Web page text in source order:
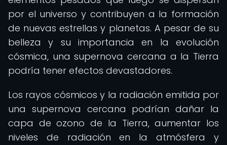
por el universo y contribuyen a la formación
de nuevas estrellas y planetas. A pesar de su
belleza y su importancia en la evolución
cósmica, una supernova cercana a la Tierra
podría tener efectos devastadores.
Los rayos cósmicos y la radiación emitida por
una supernova cercana podrían dañar la
capa de ozono de la Tierra, aumentar los
niveles de radiación en la atmósfera y